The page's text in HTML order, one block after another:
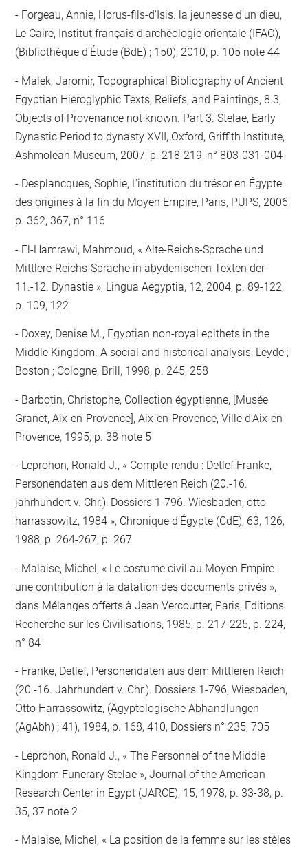
Forgeau, Annie, Horus-fils-d'Isis. la jeunesse d'un dieu,
Le Caire, Institut français d'archéologie orientale (IFAO),
(Bibliothèque d'Étude (BdE) ; 150), 2010, p. 105 note 44
Malek, Jaromir, Topographical Bibliography of Ancient
Egyptian Hieroglyphic Texts, Reliefs, and Paintings, 8.3,
Objects of Provenance not known. Part 3. Stelae, Early
Dynastic Period to dynasty XVII, Oxford, Griffith Institute,
Ashmolean Museum, 2007, p. 218-219, n° 803-031-004
Desplancques, Sophie, L'institution du trésor en Égypte
des origines à la fin du Moyen Empire, Paris, PUPS, 2006,
p. 362, 367, n° 116
El-Hamrawi, Mahmoud, « Alte-Reichs-Sprache und
Mittlere-Reichs-Sprache in abydenischen Texten der
11.-12. Dynastie », Lingua Aegyptia, 12, 2004, p. 89-122,
p. 109, 122
Doxey, Denise M., Egyptian non-royal epithets in the
Middle Kingdom. A social and historical analysis, Leyde ;
Boston ; Cologne, Brill, 1998, p. 245, 258
Barbotin, Christophe, Collection égyptienne, [Musée
Granet, Aix-en-Provence], Aix-en-Provence, Ville d'Aix-en-
Provence, 1995, p. 38 note 5
Leprohon, Ronald J., « Compte-rendu : Detlef Franke,
Personendaten aus dem Mittleren Reich (20.-16.
jahrhundert v. Chr.): Dossiers 1-796. Wiesbaden, otto
harrassowitz, 1984 », Chronique d'Égypte (CdE), 63, 126,
1988, p. 264-267, p. 267
Malaise, Michel, « Le costume civil au Moyen Empire :
une contribution à la datation des documents privés »,
dans Mélanges offerts à Jean Vercoutter, Paris, Editions
Recherche sur les Civilisations, 1985, p. 217-225, p. 224,
n° 84
Franke, Detlef, Personendaten aus dem Mittleren Reich
(20.-16. Jahrhundert v. Chr.). Dossiers 1-796, Wiesbaden,
Otto Harrassowitz, (Ägyptologische Abhandlungen
(ÄgAbh) ; 41), 1984, p. 168, 410, Dossiers n° 235, 705
Leprohon, Ronald J., « The Personnel of the Middle
Kingdom Funerary Stelae », Journal of the American
Research Center in Egypt (JARCE), 15, 1978, p. 33-38, p.
35, 37 note 2
Malaise, Michel, « La position de la femme sur les stèles